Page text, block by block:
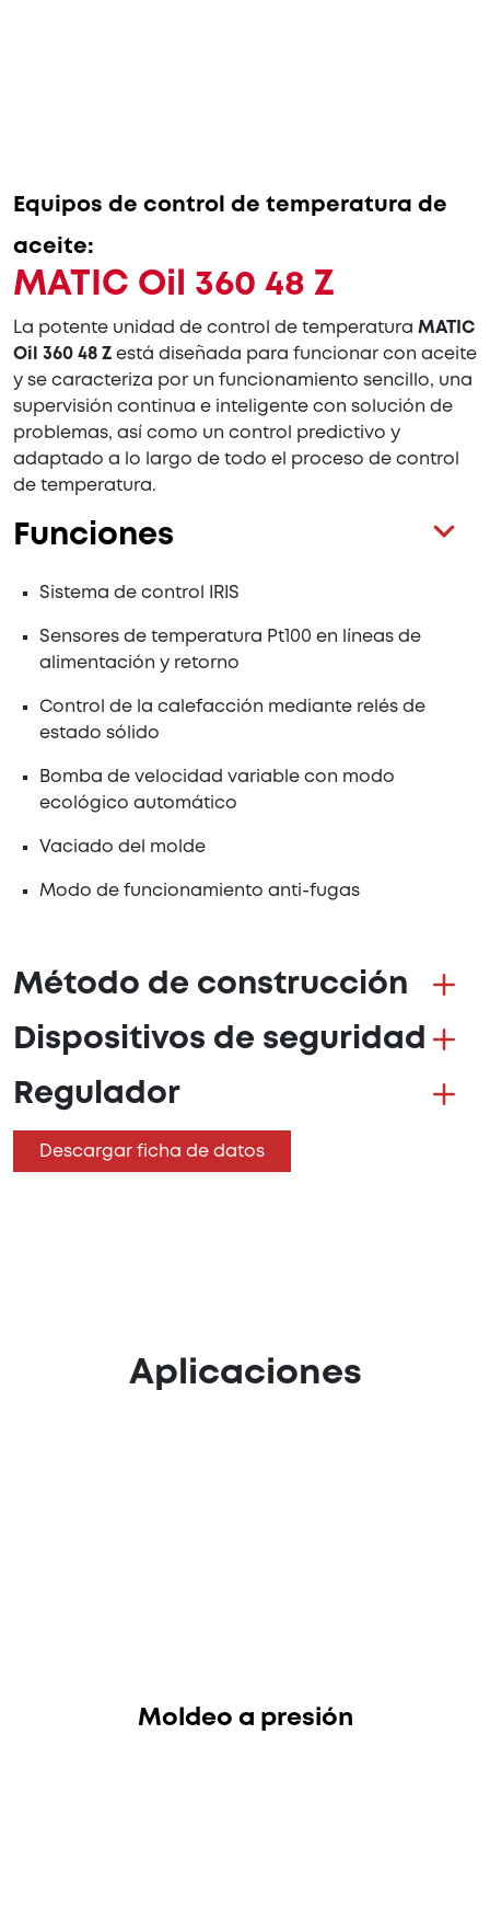
Equipos de control de temperatura de
aceite:
MATIC Oil 360 48 Z
La potente unidad de control de temperatura MATIC
Oil 360 48 Z está diseñada para funcionar con aceite
y se caracteriza por un funcionamiento sencillo, una
supervisión continua e inteligente con solución de
problemas, así como un control predictivo y
adaptado a lo largo de todo el proceso de control
de temperatura.
Funciones
Sistema de control IRIS
Sensores de temperatura Pt100 en líneas de
alimentación y retorno
Control de la calefacción mediante relés de
estado sólido
Bomba de velocidad variable con modo
ecológico automático
Vaciado del molde
Modo de funcionamiento anti-fugas
Método de construcción
Dispositivos de seguridad
Regulador
Descargar ficha de datos
Aplicaciones
Moldeo a presión